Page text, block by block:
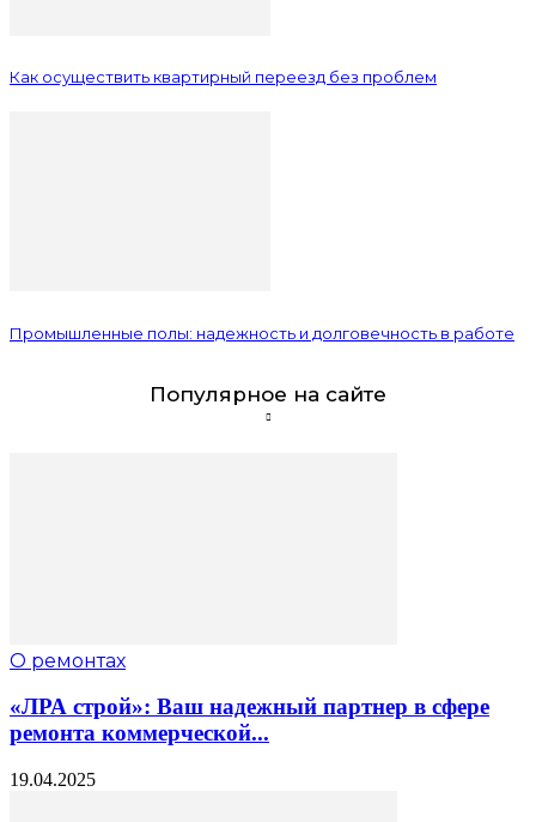
Как осуществить квартирный переезд без проблем
Промышленные полы: надежность и долговечность в работе
Популярное на сайте
О ремонтах
«ЛРА строй»: Ваш надежный партнер в сфере
ремонта коммерческой...
19.04.2025